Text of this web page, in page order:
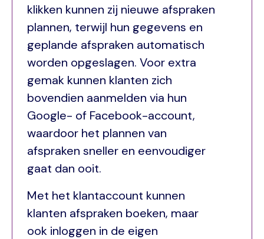
klikken kunnen zij nieuwe afspraken
plannen, terwijl hun gegevens en
geplande afspraken automatisch
worden opgeslagen. Voor extra
gemak kunnen klanten zich
bovendien aanmelden via hun
Google- of Facebook-account,
waardoor het plannen van
afspraken sneller en eenvoudiger
gaat dan ooit.
Met het klantaccount kunnen
klanten afspraken boeken, maar
ook inloggen in de eigen